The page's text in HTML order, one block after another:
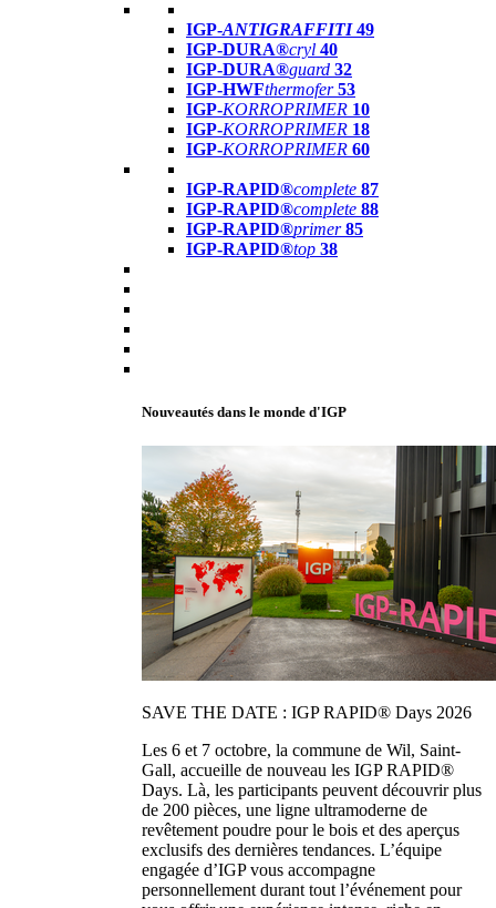
IGP-ANTIGRAFFITI49
IGP-DURA®cryl 40
IGP-DURA®guard 32
IGP-HWFthermofer 53
IGP-KORROPRIMER 10
IGP-KORROPRIMER 18
IGP-KORROPRIMER 60
IGP-RAPID®complete 87
IGP-RAPID®complete 88
IGP-RAPID®primer 85
IGP-RAPID®top 38
Nouveautés dans le monde d'IGP
SAVE THE DATE : IGP RAPID® Days 2026
Les 6 et 7 octobre, la commune de Wil, Saint-
Gall, accueille de nouveau les IGP RAPID®
Days. Là, les participants peuvent découvrir plus
de 200 pièces, une ligne ultramoderne de
revêtement poudre pour le bois et des aperçus
exclusifs des dernières tendances. L’équipe
engagée d’IGP vous accompagne
personnellement durant tout l’événement pour